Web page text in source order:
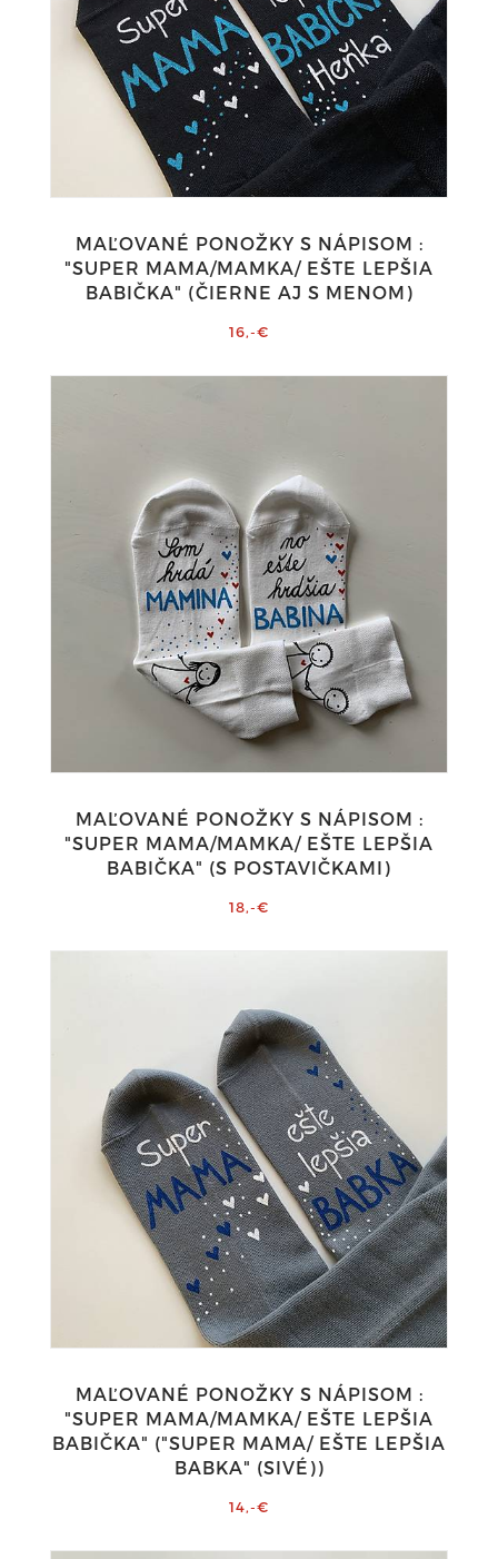
MAĽOVANÉ PONOŽKY S NÁPISOM :
"SUPER MAMA/MAMKA/ EŠTE LEPŠIA
BABIČKA" (ČIERNE AJ S MENOM)
16,-€
MAĽOVANÉ PONOŽKY S NÁPISOM :
"SUPER MAMA/MAMKA/ EŠTE LEPŠIA
BABIČKA" (S POSTAVIČKAMI)
18,-€
MAĽOVANÉ PONOŽKY S NÁPISOM :
"SUPER MAMA/MAMKA/ EŠTE LEPŠIA
BABIČKA" ("SUPER MAMA/ EŠTE LEPŠIA
BABKA" (SIVÉ))
14,-€